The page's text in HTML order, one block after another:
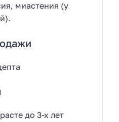
миастения (у
до 3-х лет